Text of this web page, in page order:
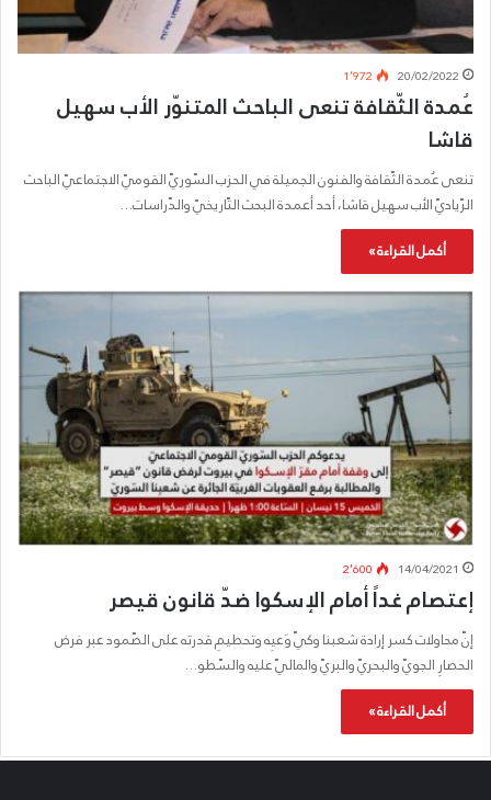
20/02/2022 1٬972
عُمدة الثّقافة تنعى الباحث المتنوّر الأب سهيل
قاشا
تنعى عُمدة الثّقافة والفنون الجميلة في الحزب السّوريّ القوميّ الاجتماعيّ الباحث
الرّياديّ الأب سهيل قاشا، أحد أعمدة البحث التّاريخيّ والدّراسات…
أكمل القراءة »
14/04/2021 2٬600
إعتصام غداً أمام الإسكوا ضدّ قانون قيصر
إنّ محاولات كسر إرادة شعبنا وكيّ وَعيِه وتحطيمِ قدرته على الصّمود عبر فرض
الحصارِ الجويّ والبحريّ والبريّ والماليّ عليه والسّطو…
أكمل القراءة »